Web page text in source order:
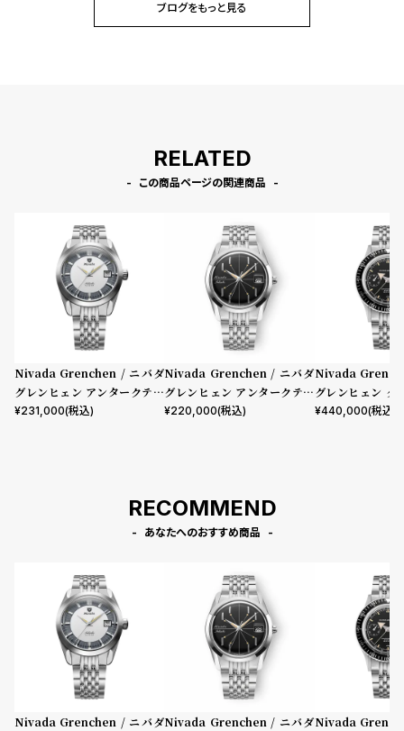
ブログをもっと見る
RELATED
この商品ページの関連商品
Nivada Grenchen / ニバダ
グレンヒェン アンタークティ
ック 35mm グレイシャー レ
¥231,000(税込)
Nivada Grenchen / ニバダ
グレンヒェン アンタークティ
ック スパイダー ブラック デイ
¥220,000(税込)
Nivada
グレンヒェン ク
ブロードアロー 5
¥440,000(税込)
RECOMMEND
あなたへのおすすめ商品
Nivada Grenchen / ニバダNivada Grenchen / ニバダNivada